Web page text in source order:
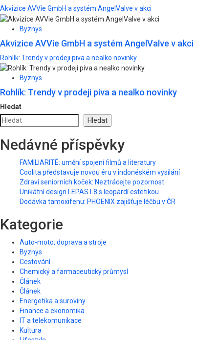
Akvizice AVVie GmbH a systém AngelValve v akci
Byznys
Akvizice AVVie GmbH a systém AngelValve v akci
Rohlík: Trendy v prodeji piva a nealko novinky
Byznys
Rohlík: Trendy v prodeji piva a nealko novinky
Hledat
Hledat
Nedávné příspěvky
FAMILIARITÉ: umění spojení filmů a literatury
Coolita představuje novou éru v indonéském vysílání
Zdraví seniorních koček: Neztrácejte pozornost
Unikátní design LEPAS L8 s leopardí estetikou
Dodávka tamoxifenu: PHOENIX zajišťuje léčbu v ČR
Kategorie
Auto-moto, doprava a stroje
Byznys
Cestování
Chemický a farmaceutický průmysl
Článek
Článek
Energetika a suroviny
Finance a ekonomika
IT a telekomunikace
Kultura